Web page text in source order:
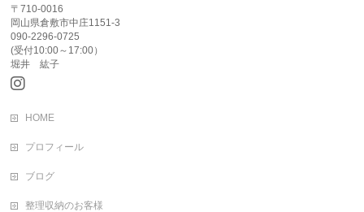
〒710-0016
岡山県倉敷市中庄1151-3
090-2296-0725
(受付10:00～17:00）
堀井 紘子
HOME
プロフィール
ブログ
整理収納のお客様